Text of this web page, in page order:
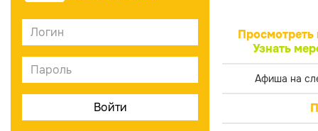
Просмотреть
Узнать
Афиша на